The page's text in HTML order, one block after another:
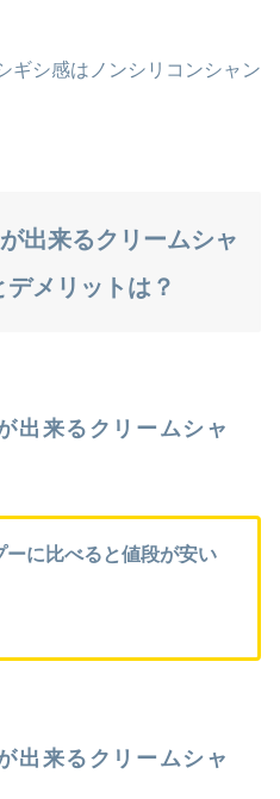
ギシ感はノンシリコンシャン
出来るクリームシャ
メリットは？
出来るクリームシャ
に比べると値段が安い
出来るクリームシャ